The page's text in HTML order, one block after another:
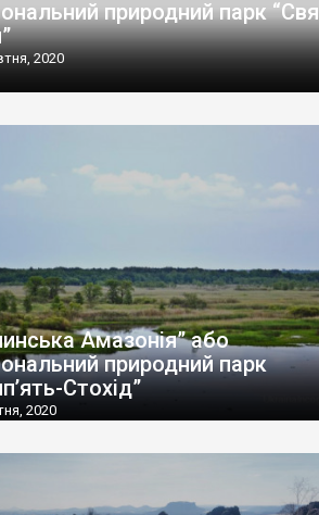
природний парк
2020
Амазонія” або
природний парк
Стохід”
2020